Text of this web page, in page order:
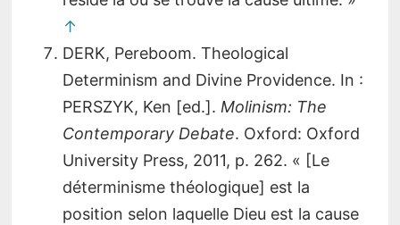
↑
DERK, Pereboom. Theological
Determinism and Divine Providence. In :
PERSZYK, Ken [ed.]. Molinism: The
Contemporary Debate. Oxford: Oxford
University Press, 2011, p. 262. « [Le
déterminisme théologique] est la
position selon laquelle Dieu est la cause